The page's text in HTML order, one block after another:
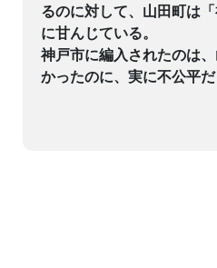
るのに対して、山田町は
に甘んじている。
神戸市に編入されたのは
かったのに、実に不公平だ